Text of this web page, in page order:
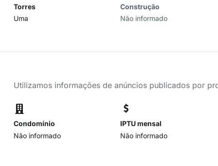
Torres
Uma
Construção
Não informado
Utilizamos informações de anúncios publicados por
Condomínio
Não informado
IPTU mensal
Não informado